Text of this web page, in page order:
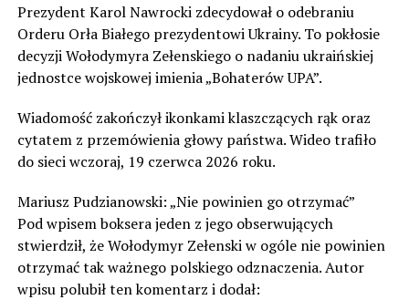
Prezydent Karol Nawrocki zdecydował o odebraniu
Orderu Orła Białego prezydentowi Ukrainy. To pokłosie
decyzji Wołodymyra Zełenskiego o nadaniu ukraińskiej
jednostce wojskowej imienia „Bohaterów UPA”.
Wiadomość zakończył ikonkami klaszczących rąk oraz
cytatem z przemówienia głowy państwa. Wideo trafiło
do sieci wczoraj, 19 czerwca 2026 roku.
Mariusz Pudzianowski: „Nie powinien go otrzymać”
Pod wpisem boksera jeden z jego obserwujących
stwierdził, że Wołodymyr Zełenski w ogóle nie powinien
otrzymać tak ważnego polskiego odznaczenia. Autor
wpisu polubił ten komentarz i dodał: